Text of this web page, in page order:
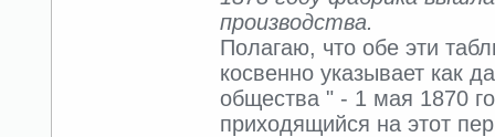
производства.
Полагаю, что обе эти
косвенно указывает как
общества " - 1 мая 1870
приходящийся на этот